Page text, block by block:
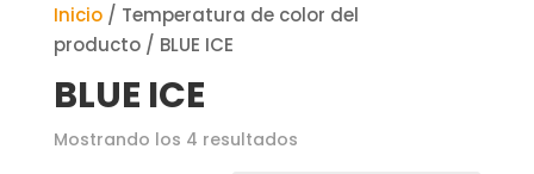
Inicio/ Temperatura de color del
producto / BLUE ICE
BLUE ICE
Mostrando los 4 resultados